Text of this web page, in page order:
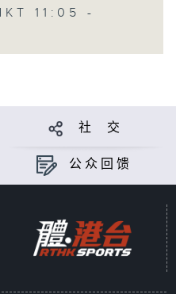
11:05 -
社 交
公众回馈